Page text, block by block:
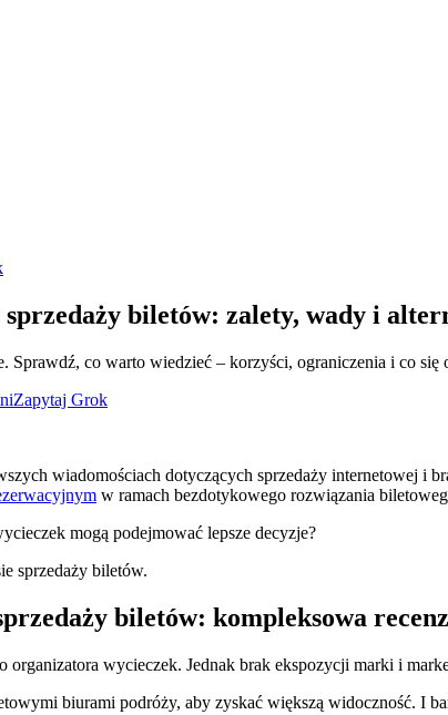
biletów: zalety, wady i
co warto wiedzieć – korzyści, ograniczenia i co się
Zapytaj Grok
wiadomościach dotyczących sprzedaży internetowej i
w ramach bezdotykowego rozwiązania
mogą podejmować lepsze decyzje?
sprzedaży biletów.
biletów: kompleksowa
wycieczek. Jednak brak ekspozycji marki i
biurami podróży, aby zyskać większą widoczność. I